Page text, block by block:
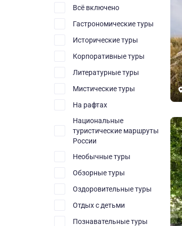
Всё включено
Гастрономические туры
Исторические туры
Корпоративные туры
Литературные туры
Мистические туры
На рафтах
Национальные
туристические маршруты
России
Необычные туры
Обзорные туры
Оздоровительные туры
Отдых с детьми
Познавательные туры